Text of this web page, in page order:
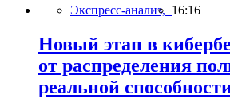
Экспресс-анализ, 16:16
Новый этап в
от распределения
реальной